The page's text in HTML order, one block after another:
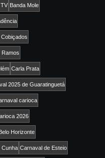
Banda Mole
Ramos
Carla Prata
2025 de Guaratinguetá
carioca
2026
Horizonte
Cunha Carnaval de Esteio